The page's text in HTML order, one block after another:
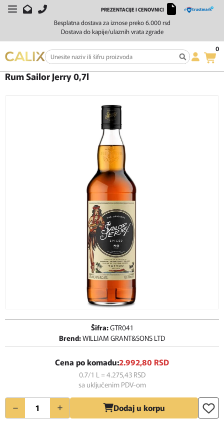
Besplatna dostava za iznose preko 6.000 rsd
Dostava do kapije/ulaznih vrata zgrade
PREZENTACIJE I CENOVNICI
0
Početna Žestoka pića Rum Rum Sailor Jerry 0,7l
Rum Sailor Jerry 0,7l
Šifra:GTR041
Brend:WILLIAM GRANT&SONS LTD
Cena po komadu:2.992,80 RSD
0.7/1 L = 4.275,43 RSD
sa uključenim PDV-om
Količina Dodaj u korpu